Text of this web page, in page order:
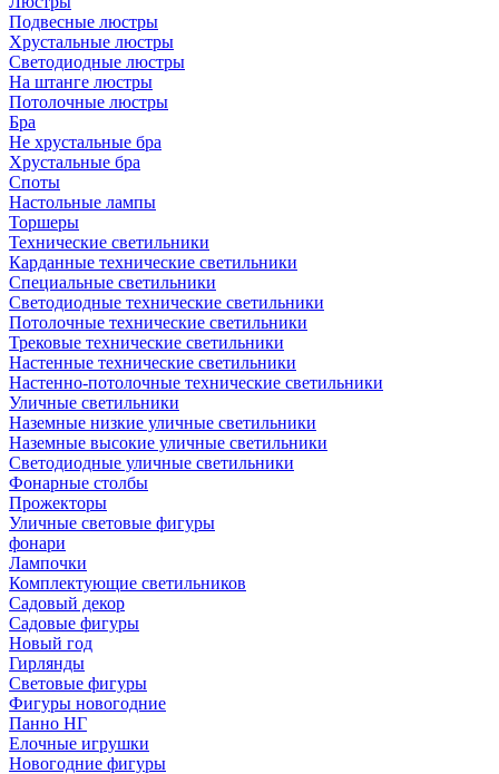
Подвесные люстры
Хрустальные люстры
Светодиодные люстры
На штанге люстры
Потолочные люстры
Бра
Не хрустальные бра
Хрустальные бра
Споты
Настольные лампы
Торшеры
Технические светильники
Карданные технические светильники
Специальные светильники
Светодиодные технические светильники
Потолочные технические светильники
Трековые технические светильники
Настенные технические светильники
Настенно-потолочные технические светильники
Уличные светильники
Наземные низкие уличные светильники
Наземные высокие уличные светильники
Светодиодные уличные светильники
Фонарные столбы
Прожекторы
Уличные световые фигуры
фонари
Лампочки
Комплектующие светильников
Садовый декор
Садовые фигуры
Новый год
Гирлянды
Световые фигуры
Фигуры новогодние
Панно НГ
Елочные игрушки
Новогодние фигуры